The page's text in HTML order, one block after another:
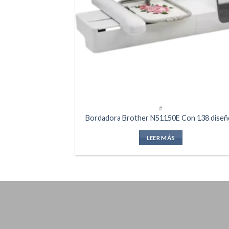
#
Bordadora Brother NS1150E Con 138
LEER MÁS